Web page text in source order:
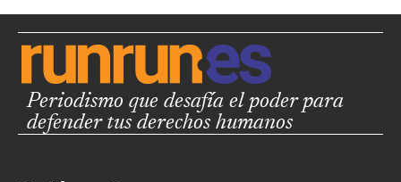
Periodismo que desafía el poder para
defender tus derechos humanos